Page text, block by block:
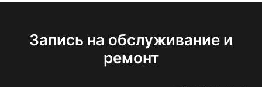
Запись на обслуживание и
ремонт